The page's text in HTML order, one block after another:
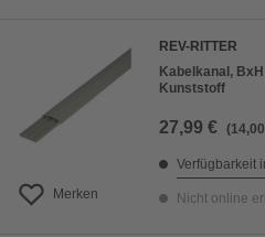
Merken
REV-RITTER
Kabelkanal,
Kunststoff
27,99 €
Verfügbarkeit
Nicht online